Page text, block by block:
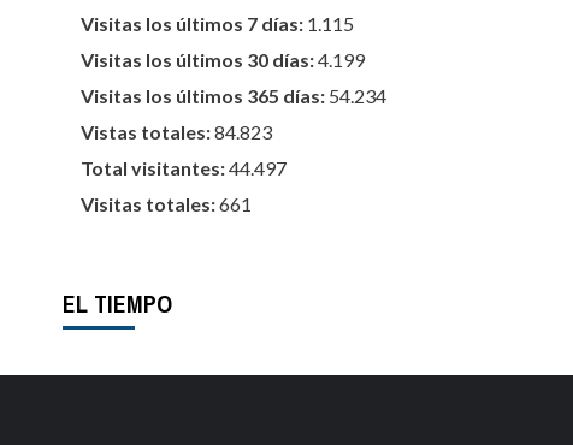
Visitas los últimos 7 días: 1.115
Visitas los últimos 30 días:4.199
Visitas los últimos 365 días: 54.234
Vistas totales:84.823
Total visitantes:44.497
Visitas totales:661
EL TIEMPO